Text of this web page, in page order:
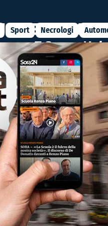
Sport Necrologi